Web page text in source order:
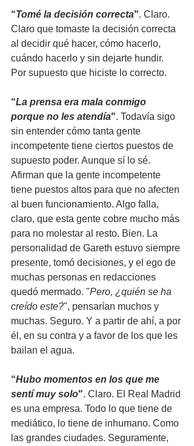
“Tomé la decisión correcta". Claro.
Claro que tomaste la decisión correcta
al decidir qué hacer, cómo hacerlo,
cuándo hacerlo y sin dejarte hundir.
Por supuesto que hiciste lo correcto.
“La prensa era mala conmigo
porque no les atendía". Todavía sigo
sin entender cómo tanta gente
incompetente tiene ciertos puestos de
supuesto poder. Aunque sí lo sé.
Afirman que la gente incompetente
tiene puestos altos para que no afecten
al buen funcionamiento. Algo falla,
claro, que esta gente cobre mucho más
para no molestar al resto. Bien. La
personalidad de Gareth estuvo siempre
presente, tomó decisiones, y el ego de
muchas personas en redacciones
quedó mermado. "Pero, ¿quién se ha
creído este?", pensarían muchos y
muchas. Seguro. Y a partir de ahí, a por
él, en su contra y a favor de los que les
bailan el agua.
“Hubo momentos en los que me
sentí muy solo". Claro. El Real Madrid
es una empresa. Todo lo que tiene de
mediático, lo tiene de inhumano. Como
las grandes ciudades. Seguramente,